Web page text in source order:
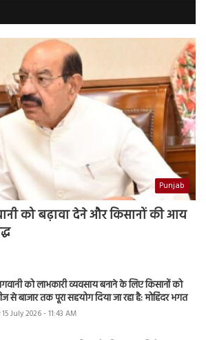
Punjab
को बढ़ावा देने और किसानों की आय
को लाभकारी व्यवसाय बनाने के लिए किसानों को
से बाजार तक पूरा सहयोग दिया जा रहा है: मोहिंदर भगत
15 July 2026 - 11:43 AM